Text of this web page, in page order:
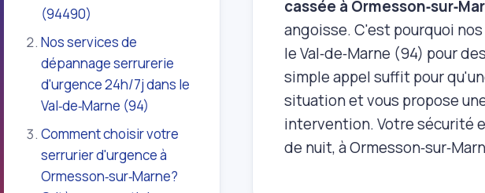
(94490)
Nos services de
dépannage serrurerie
d'urgence 24h/7j dans le
Val‑de‑Marne (94)
Comment choisir votre
serrurier d'urgence à
Ormesson‑sur‑Marne?
cassée à
angoisse. C'est pourquoi
le Val‑de‑Marne (94) pour
simple appel suffit pour
situation et vous propose
intervention. Votre sécurité
de nuit, à